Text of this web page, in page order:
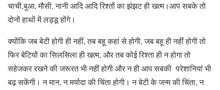
चाची,बुआ, मौसी, नानी आदि आदि रिश्तों का झंझट ही खत्म।आप सबके तो
दोनों हाथों में लड्डू होंगे।
क्योंकि जब बेटी होगी ही नहीं, तब बहू कहां से होगी, जब बहू ही नहीं होगी तो
फिर बेटियों का सिलसिला ही खत्म, और तब कोई रिश्ता ही न होगा तो
सहेजकर रखने की जरूरत भी नहीं होगी और न ही आप सबकी परेशानियां भी
बढ़ सकेंगी। न मान, न मर्यादा की चिंता होगी। न बेटी के जन्म की चिंता, न